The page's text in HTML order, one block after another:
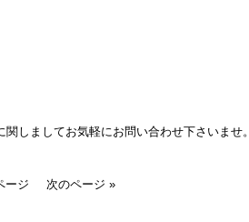
しましてお気軽にお問い合わせ下さいませ。
ージ 次のページ »